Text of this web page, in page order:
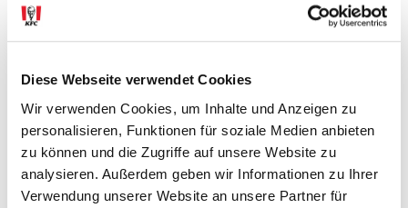
Diese Webseite verwendet Cookies
Wir verwenden Cookies, um Inhalte und Anzeigen zu
personalisieren, Funktionen für soziale Medien anbieten
zu können und die Zugriffe auf unsere Website zu
analysieren. Außerdem geben wir Informationen zu Ihrer
Verwendung unserer Website an unsere Partner für